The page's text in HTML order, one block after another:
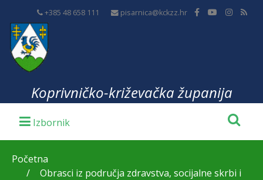
+385 48 658 111 pisarnica@kckzz.hr
Koprivničko-križevačka županija
Početna
Obrasci iz područja zdravstva, socijalne skrbi i